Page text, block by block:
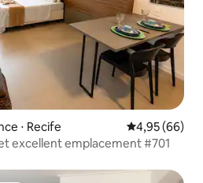
⋅ Recife Évaluation
4,95 (66)
excellent emplacement #701